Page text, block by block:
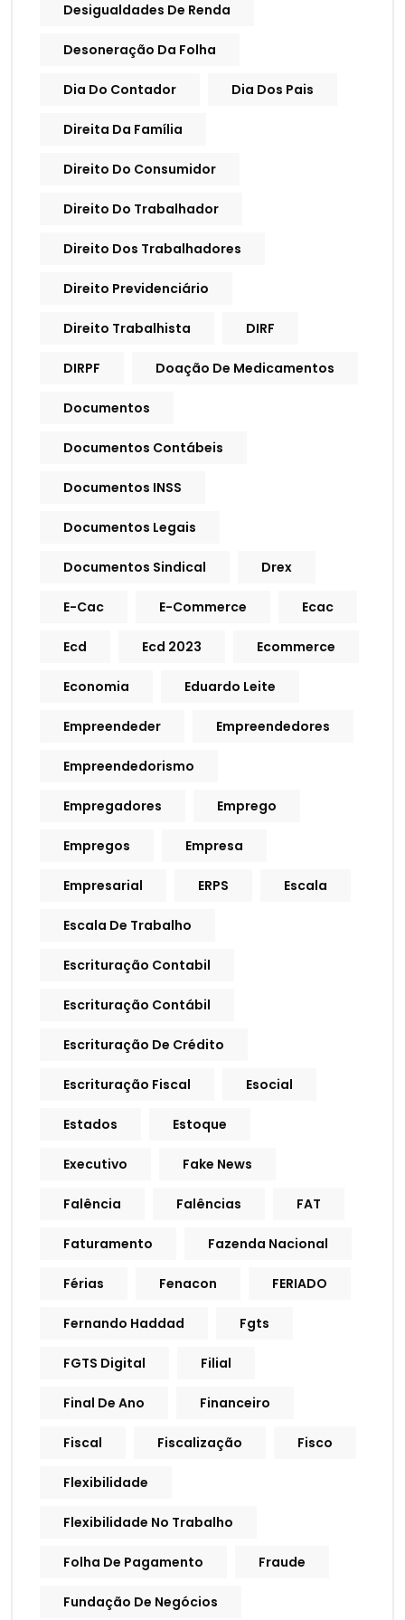
Desigualdades De Renda
Desoneração Da Folha
Dia Do Contador Dia Dos Pais
Direita Da Família
Direito Do Consumidor
Direito Do Trabalhador
Direito Dos Trabalhadores
Direito Previdenciário
Direito Trabalhista DIRF
DIRPF Doação De Medicamentos
Documentos
Documentos Contábeis
Documentos INSS
Documentos Legais
Documentos Sindical Drex
E-Cac E-Commerce Ecac
Ecd Ecd 2023 Ecommerce
Economia Eduardo Leite
Empreendeder Empreendedores
Empreendedorismo
Empregadores Emprego
Empregos Empresa
Empresarial ERPS Escala
Escala De Trabalho
Escrituração Contabil
Escrituração Contábil
Escrituração De Crédito
Escrituração Fiscal Esocial
Estados Estoque
Executivo Fake News
Falência Falências FAT
Faturamento Fazenda Nacional
Férias Fenacon FERIADO
Fernando Haddad Fgts
FGTS Digital Filial
Final De Ano Financeiro
Fiscal Fiscalização Fisco
Flexibilidade
Flexibilidade No Trabalho
Folha De Pagamento Fraude
Fundação De Negócios